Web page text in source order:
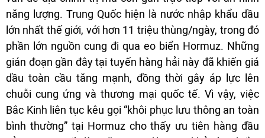
năng lượng. Trung Quốc hiện là nước nhập khẩu dầu
lớn nhất thế giới, với hơn 11 triệu thùng/ngày, trong đó
phần lớn nguồn cung đi qua eo biển Hormuz. Những
gián đoạn gần đây tại tuyến hàng hải này đã khiến giá
dầu toàn cầu tăng mạnh, đồng thời gây áp lực lên
chuỗi cung ứng và thương mại quốc tế. Vì vậy, việc
Bắc Kinh liên tục kêu gọi “khôi phục lưu thông an toàn
bình thường” tại Hormuz cho thấy ưu tiên hàng đầu